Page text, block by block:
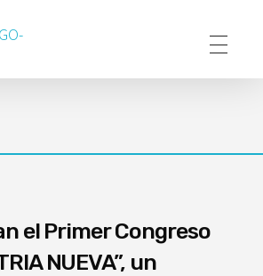
el Primer Congreso
NUEVA”, un